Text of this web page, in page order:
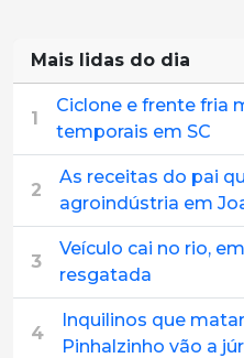
Mais lidas do dia
1
Ciclone e frente fria
temporais em SC
2
As receitas do pai
agroindústria em
3
Veículo cai no rio,
resgatada
4
Inquilinos que
Pinhalzinho vão a